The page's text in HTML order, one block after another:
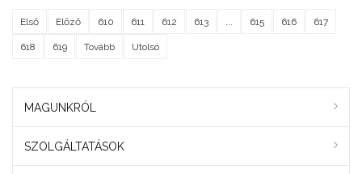
Első Előző 610 611 612 613 615 616 617
618 619 Tovább Utolsó
MAGUNKRÓL
SZOLGÁLTATÁSOK